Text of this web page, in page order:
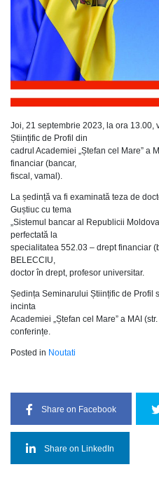
Joi, 21 septembrie 2023, la ora 13.00,
Științific de Profil din
cadrul Academiei „Ștefan cel Mare” a
financiar (bancar,
fiscal, vamal).
La ședință va fi examinată teza de
Guștiuc cu tema
„Sistemul bancar al Republicii
perfectată la
specialitatea 552.03 – drept financiar
BELECCIU,
doctor în drept, profesor universitar.
Ședința Seminarului Științific de Profil
incinta
Academiei „Ștefan cel Mare” a MAI
conferințe.
Posted in Noutati
Share on Facebook
Share on LinkedIn